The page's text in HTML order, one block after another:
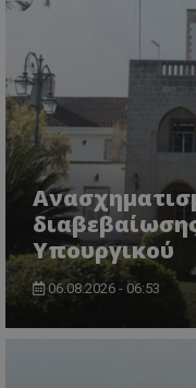
Υπουργικού
06.08.2026 - 06:53